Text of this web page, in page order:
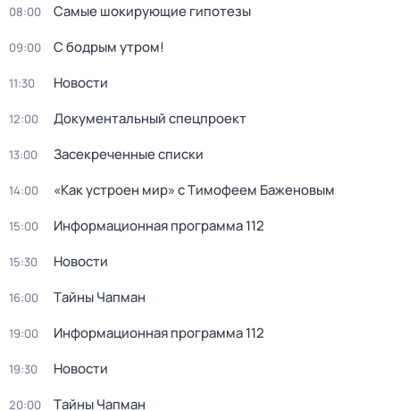
08:00 Самые шoкиpующие гипотезы
09:00 С бодрым утром!
11:30 Новости
12:00 Документальный спецпроект
13:00 Заcекрeченные списки
14:00 «Как устроен мир» с Тимофеем Баженовым
15:00 Информационная программа 112
15:30 Новости
16:00 Тaйны Чапман
19:00 Информационная программа 112
19:30 Новости
20:00 Тaйны Чапман